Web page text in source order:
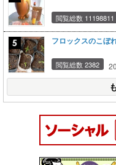
閲覧総数 11198811
フロックスのこぼ
閲覧総数 2382